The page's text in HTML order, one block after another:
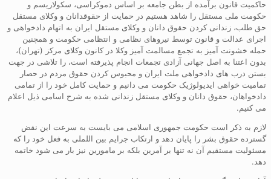
حاکمیت قانون برآمده از بطن جامعه بر اساس دموکراسی، سکولاریسم و
حکومت ملی مستقل را شاهد هستیم در حمایت از حقوقدانان و وکلای مستقل
حق طلب، زندانی کردن حقوق دانان و وکلای مستقل ایران به اتهام دادخواهی و
اجرای عدالت و قانون توسط نیروهای نظامی و انتظامی حکومت و همچنین
حمله خشونت آمیز به تجمع مسالمت آمیز وکلا در کانون وکلای مرکز (تهران)،
بدون اعتنا به اصل جهانی آزادی تجمعات انجام پذیرفته است، را تلاشی در جهت
بستن درب های دادخواهی ملت ایران و محبوس کردن حقوق مردم در حصار
تمامیت خواهی ایدیولوژیک حکومت می دانیم و حمایت کامل خود را از تمامی
دادخواهان، حقوق دانان و وکلای مستقل زندانی شده به شرح اسامی ذیل اعلام
می کنیم.
لازم به ذکر است حکومت جمهوری اسلامی می بایست به سرعت این نقض
گسترده حقوق بشر را پایان دهد و ارتکاب جرایم بین اللملی به فعل خود را که
مسئولیت مستقیم آن نه تنها بر آمرین بلکه بر مامورین نیز بار می شود خاتمه
دهد.